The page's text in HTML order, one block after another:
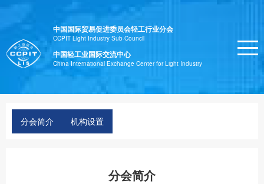
中国国际贸易促进委员会轻工行业分会
CCPIT Light Industry Sub-Council
中国轻工业国际交流中心
China International Exchange Center for Light Industry
分会简介 机构设置
分会简介